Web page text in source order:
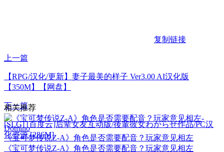
复制链接
上一篇
【RPG/汉化/更新】妻子最美的样子 Ver3.00 AI汉化版
【350M】【网盘】
下一篇
[SLG] [百度云]后辈女友互动版/後輩彼女わからせ作品/PC汉
化资源 [286M]
相关推荐
《宝可梦传说Z-A》角色是否需要配音？玩家意见相左
《宝可梦传说Z-A》角色是否需要配音？玩家意见相左